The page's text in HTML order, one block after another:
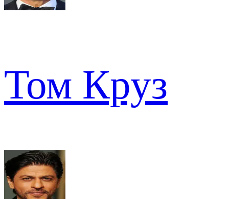
Том Круз